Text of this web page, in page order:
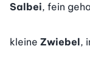
Salbei, fein
kleine Zwiebel,